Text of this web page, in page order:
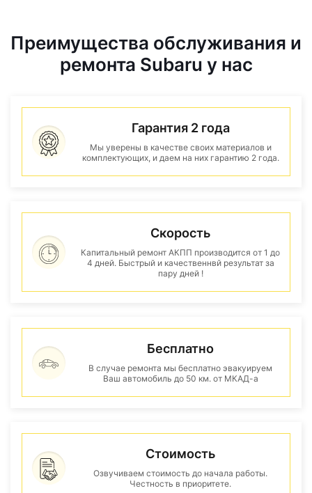
Преимущества обслуживания и
ремонта Subaru у нас
Гарантия 2 года
Мы уверены в качестве своих материалов и
комплектующих, и даем на них гарантию 2 года.
Скорость
Капитальный ремонт АКПП производится от 1 до
4 дней. Быстрый и качественнвй результат за
пару дней !
Бесплатно
В случае ремонта мы бесплатно эвакуируем
Ваш автомобиль до 50 км. от МКАД-а
Стоимость
Озвучиваем стоимость до начала работы.
Честность в приоритете.